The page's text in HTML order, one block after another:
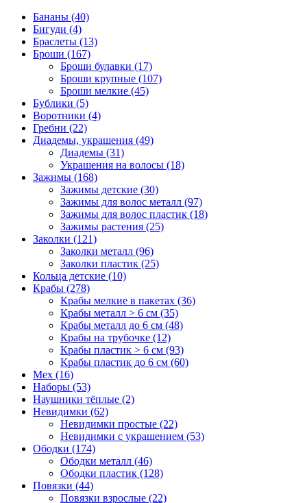
Бананы (40)
Бигуди (4)
Браслеты (13)
Броши (167)
Броши булавки (17)
Броши крупные (107)
Броши мелкие (45)
Бублики (5)
Воротники (4)
Гребни (22)
Диадемы, украшения (49)
Диадемы (31)
Украшения на волосы (18)
Зажимы (168)
Зажимы детские (30)
Зажимы для волос металл (97)
Зажимы для волос пластик (18)
Зажимы растения (25)
Заколки (121)
Заколки металл (96)
Заколки пластик (25)
Кольца детские (10)
Крабы (278)
Крабы мелкие в пакетах (36)
Крабы металл > 6 см (35)
Крабы металл до 6 см (48)
Крабы на трубочке (12)
Крабы пластик > 6 см (93)
Крабы пластик до 6 см (60)
Мех (16)
Наборы (53)
Наушники тёплые (2)
Невидимки (62)
Невидимки простые (22)
Невидимки с украшением (53)
Ободки (174)
Ободки металл (46)
Ободки пластик (128)
Повязки (44)
Повязки взрослые (22)